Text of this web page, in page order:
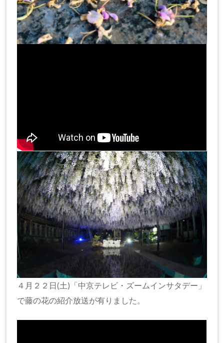
４月２２日(土)「中京テレビ・ズームインサタデー」
で藤の花の紹介放送が有りました。